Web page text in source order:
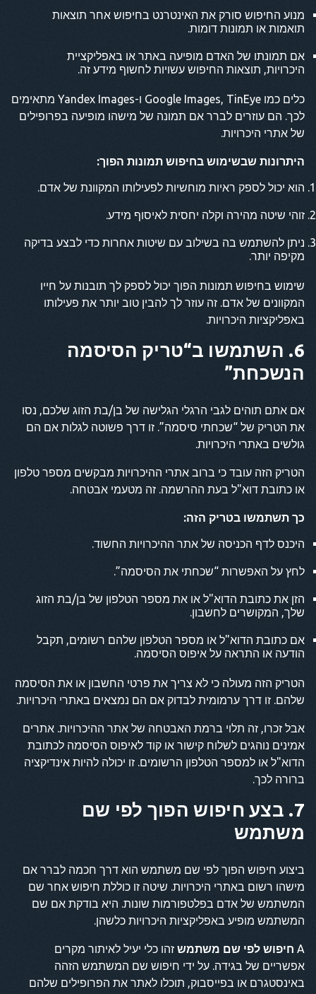
מנוע החיפוש סורק את האינטרנט בחיפוש אחר תוצאות
תואמות או תמונות דומות.
אם תמונתו של האדם מופיעה באתר או באפליקציית
היכרויות, תוצאות החיפוש עשויות לחשוף מידע זה.
כלים כמו Google Images, TinEye ו-Yandex Images מתאימים
לכך. הם עוזרים לברר אם תמונה של מישהו מופיעה בפרופילים
של אתרי היכרויות.
היתרונות שבשימוש בחיפוש תמונות הפוך:
הוא יכול לספק ראיות מוחשיות לפעילותו המקוונת של אדם.
זוהי שיטה מהירה וקלה יחסית לאיסוף מידע.
ניתן להשתמש בה בשילוב עם שיטות אחרות כדי לבצע בדיקה
מקיפה יותר.
שימוש בחיפוש תמונות הפוך יכול לספק לך תובנות על חייו
המקוונים של אדם. זה עוזר לך להבין טוב יותר את פעילותו
באפליקציות היכרויות.
6. השתמשו ב“טריק הסיסמה
הנשכחת”
אם אתם תוהים לגבי הרגלי הגלישה של בן/בת הזוג שלכם, נסו
את הטריק של “שכחתי סיסמה”. זו דרך פשוטה לגלות אם הם
גולשים באתרי היכרויות.
הטריק הזה עובד כי ברוב אתרי ההיכרויות מבקשים מספר טלפון
או כתובת דוא"ל בעת ההרשמה. זה מטעמי אבטחה.
כך תשתמשו בטריק הזה:
היכנס לדף הכניסה של אתר ההיכרויות החשוד.
לחץ על האפשרות “שכחתי את הסיסמה”.
הזן את כתובת הדוא"ל או את מספר הטלפון של בן/בת הזוג
שלך, המקושרים לחשבון.
אם כתובת הדוא"ל או מספר הטלפון שלהם רשומים, תקבל
הודעה או התראה על איפוס הסיסמה.
הטריק הזה מעולה כי לא צריך את פרטי החשבון או את הסיסמה
שלהם. זו דרך ערמומית לבדוק אם הם נמצאים באתרי היכרויות.
אבל זכרו, זה תלוי ברמת האבטחה של אתר ההיכרויות. אתרים
אמינים נוהגים לשלוח קישור או קוד לאיפוס הסיסמה לכתובת
הדוא"ל או למספר הטלפון הרשומים. זו יכולה להיות אינדיקציה
ברורה לכך.
7. בצע חיפוש הפוך לפי שם
משתמש
ביצוע חיפוש הפוך לפי שם משתמש הוא דרך חכמה לברר אם
מישהו רשום באתרי היכרויות. שיטה זו כוללת חיפוש אחר שם
המשתמש של אדם בפלטפורמות שונות. היא בודקת אם שם
המשתמש מופיע באפליקציות היכרויות כלשהן.
A חיפוש לפי שם משתמש זהו כלי יעיל לאיתור מקרים
אפשריים של בגידה. על ידי חיפוש שם המשתמש הזהה
באינסטגרם או בפייסבוק, תוכלו לאתר את הפרופילים שלהם